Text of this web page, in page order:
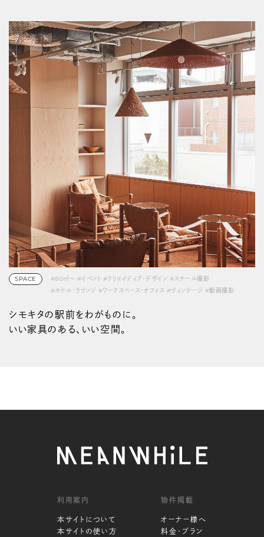
SPACE #80㎡〜 #イベント #クリエイティブ・デザイン #スチール撮影
#ホテル・ラウンジ #ワークスペース・オフィス #ヴィンテージ #動画撮影
シモキタの駅前をわがものに。
いい家具のある、いい空間。
利用案内
本サイトについて
本サイトの使い方
物件掲載
オーナー様へ
料金・プラン